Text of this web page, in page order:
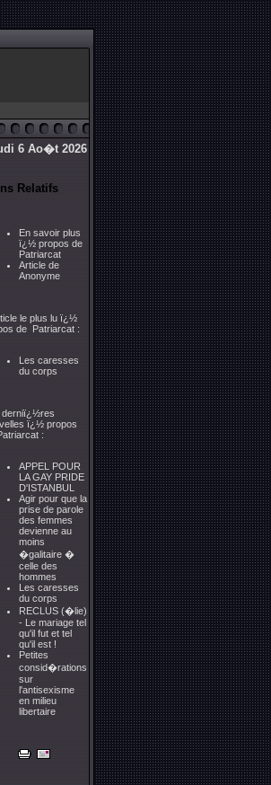
6 Ao�t 2026
Relatifs
En savoir plus
ï¿½ propos de
Patriarcat
Article de
Anonyme
le plus lu ï¿½
de Patriarcat :
Les caresses
du corps
derniï¿½res
ï¿½ propos
:
APPEL POUR
LA GAY PRIDE
D'ISTANBUL
Agir pour que la
prise de parole
des femmes
devienne au
moins
�galitaire �
celle des
hommes
Les caresses
du corps
RECLUS (�lie)
- Le mariage tel
qu'il fut et tel
qu'il est !
Petites
consid�rations
sur
l'antisexisme
en milieu
libertaire